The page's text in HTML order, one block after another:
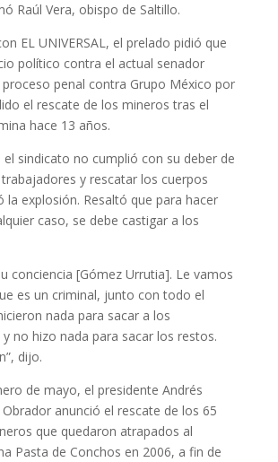
Raúl Vera, obispo de Saltillo.
EL UNIVERSAL, el prelado pidió que
político contra el actual senador
penal contra Grupo México por
el rescate de los mineros tras el
hace 13 años.
el sindicato no cumplió con su deber de
y rescatar los cuerpos
la explosión. Resaltó que para hacer
caso, se debe castigar a los
conciencia [Gómez Urrutia]. Le vamos
es un criminal, junto con todo el
nada para sacar a los
no hizo nada para sacar los restos.
dijo.
de mayo, el presidente Andrés
anunció el rescate de los 65
que quedaron atrapados al
Pasta de Conchos en 2006, a fin de